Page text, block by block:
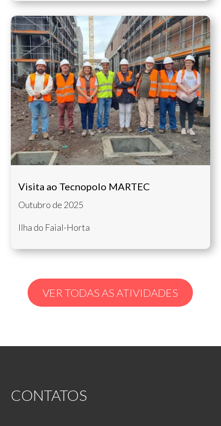
Visita ao Tecnopolo MARTEC
Outubro de 2025
Ilha do Faial-Horta
VER TODAS AS ATIVIDADES
CONTATOS